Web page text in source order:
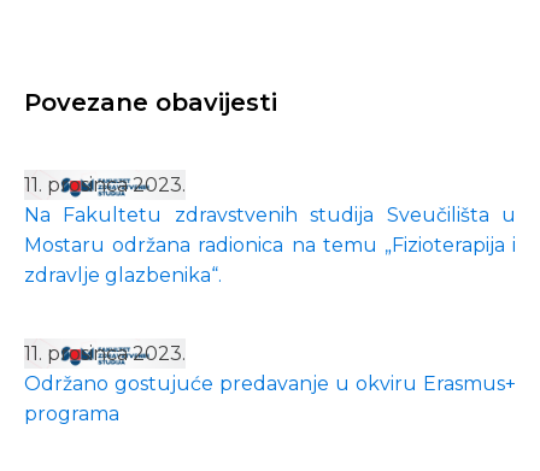
Povezane obavijesti
11. prosinca 2023.
Na Fakultetu zdravstvenih studija Sveučilišta u
Mostaru održana radionica na temu „Fizioterapija i
zdravlje glazbenika“.
11. prosinca 2023.
Održano gostujuće predavanje u okviru Erasmus+
programa